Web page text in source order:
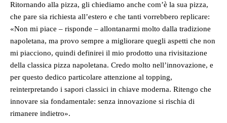
Ritornando alla pizza, gli chiediamo anche com’è la sua pizza,
che pare sia richiesta all’estero e che tanti vorrebbero replicare:
«Non mi piace – risponde – allontanarmi molto dalla tradizione
napoletana, ma provo sempre a migliorare quegli aspetti che non
mi piacciono, quindi definirei il mio prodotto una rivisitazione
della classica pizza napoletana. Credo molto nell’innovazione, e
per questo dedico particolare attenzione al topping,
reinterpretando i sapori classici in chiave moderna. Ritengo che
innovare sia fondamentale: senza innovazione si rischia di
rimanere indietro».